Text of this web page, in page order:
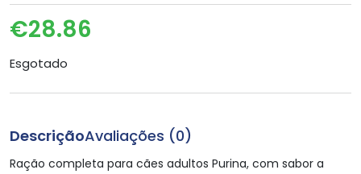
€28.86
Esgotado
DescriçãoAvaliações (0)
Ração completa para cães adultos Purina, com sabor a